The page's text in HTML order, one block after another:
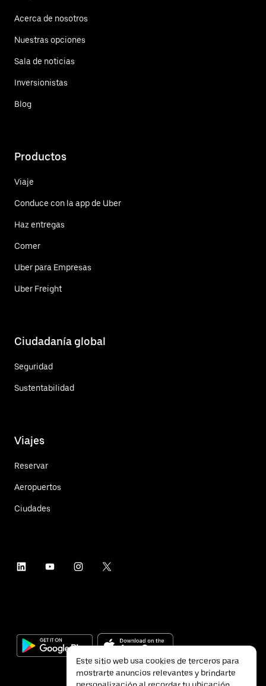
Acerca de nosotros
Nuestras opciones
Sala de noticias
Inversionistas
Blog
Productos
Viaje
Conduce con la app de Uber
Haz entregas
Comer
Uber para Empresas
Uber Freight
Ciudadanía global
Seguridad
Sustentabilidad
Viajes
Reservar
Aeropuertos
Ciudades
Este sitio web usa cookies de terceros para
mostrarte anuncios relevantes y brindarte